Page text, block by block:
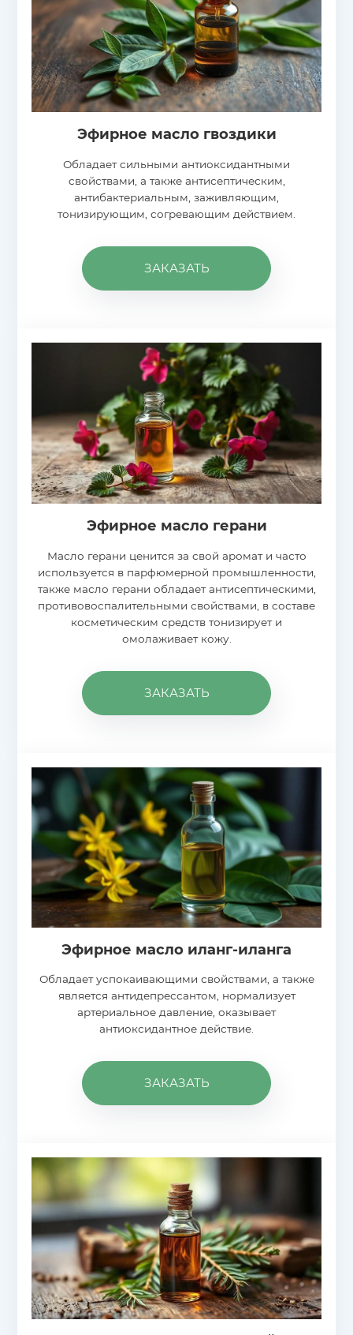
Эфирное масло гвоздики
Обладает сильными антиоксидантными
свойствами, а также антисептическим,
антибактериальным, заживляющим,
тонизирующим, согревающим действием.
ЗАКАЗАТЬ
Эфирное масло герани
Масло герани ценится за свой аромат и часто
используется в парфюмерной промышленности,
также масло герани обладает антисептическими,
противовоспалительными свойствами, в составе
косметическим средств тонизирует и
омолаживает кожу.
ЗАКАЗАТЬ
Эфирное масло иланг-иланга
Обладает успокаивающими свойствами, а также
является антидепрессантом, нормализует
артериальное давление, оказывает
антиоксидантное действие.
ЗАКАЗАТЬ